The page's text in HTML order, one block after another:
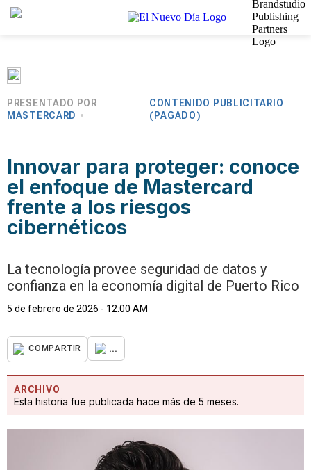
PRESENTADO POR
MASTERCARD
CONTENIDO PUBLICITARIO
(PAGADO)
Innovar para proteger: conoce
el enfoque de Mastercard
frente a los riesgos
cibernéticos
La tecnología provee seguridad de datos y
confianza en la economía digital de Puerto Rico
5 de febrero de 2026 - 12:00 AM
COMPARTIR ...
ARCHIVO
Esta historia fue publicada hace más de 5 meses.